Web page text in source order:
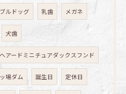
ルドッグ 乳歯 メガネ
犬歯
アードミニチュアダックスフンド
場ダム 誕生日 定休日